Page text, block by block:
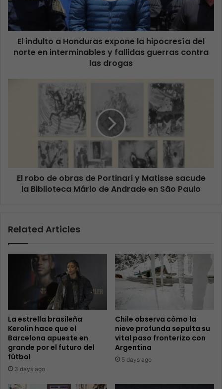
El indulto a Honduras expone la hipocresía del
norte en interminables y fallidas guerras contra
las drogas
El robo de obras de Portinari y Matisse sacude
la Biblioteca Mário de Andrade en São Paulo
Related Articles
La estrella brasileña
Kerolin hace que el
Barcelona apueste en
grande por el futuro del
fútbol
3 days ago
Chile observa cómo la
nieve profunda sepulta su
vital paso fronterizo con
Argentina
5 days ago